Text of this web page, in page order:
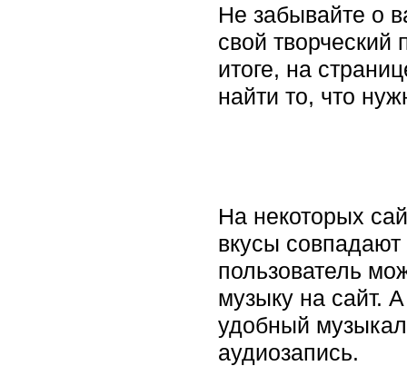
Не забывайте о
свой
итоге, на
найти то, что
На некоторых
вкусы совпадают
пользователь
музыку на сайт.
удобный
аудиозапись.